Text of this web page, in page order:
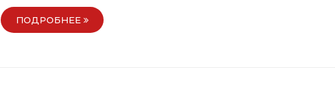
ПОДРОБНЕЕ